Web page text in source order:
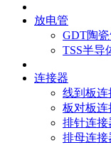
放电管
GDT陶
TSS半导
连接器
线到板连
板对板连
排针连接
排母连接